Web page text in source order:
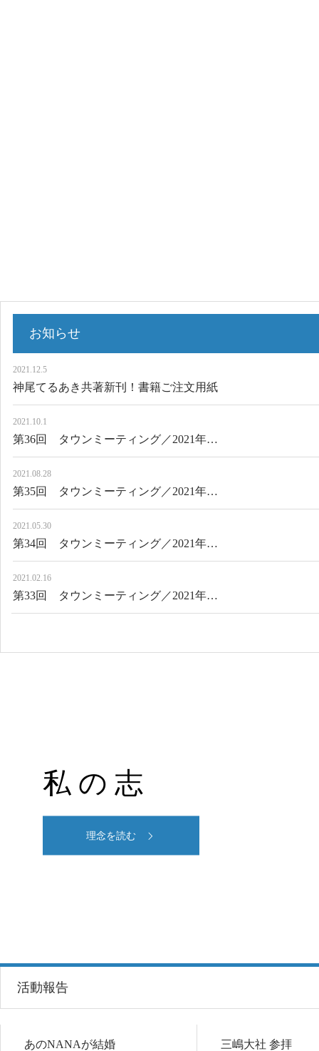
お知らせ
2021.12.5
神尾てるあき共著新刊！書籍ご注文用紙
2021.10.1
第36回 タウンミーティング／2021年…
2021.08.28
第35回 タウンミーティング／2021年…
2021.05.30
第34回 タウンミーティング／2021年…
2021.02.16
第33回 タウンミーティング／2021年…
私 の 志
理念を読む
活動報告
あのNANAが結婚 三嶋大社 参拝